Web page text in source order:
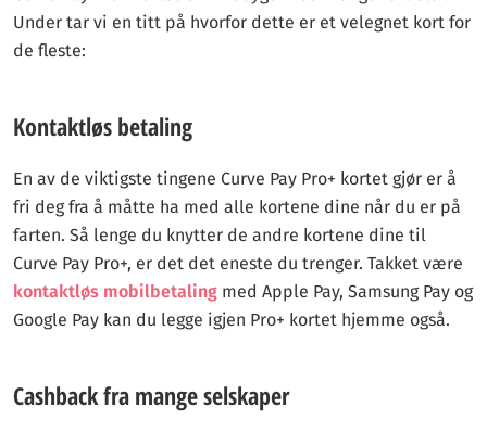
Under tar vi en titt på hvorfor dette er et velegnet kort for
de fleste:
Kontaktløs betaling
En av de viktigste tingene Curve Pay Pro+ kortet gjør er å
fri deg fra å måtte ha med alle kortene dine når du er på
farten. Så lenge du knytter de andre kortene dine til
Curve Pay Pro+, er det det eneste du trenger. Takket være
kontaktløs mobilbetaling med Apple Pay, Samsung Pay og
Google Pay kan du legge igjen Pro+ kortet hjemme også.
Cashback fra mange selskaper